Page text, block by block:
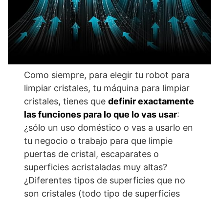
Como siempre, para elegir tu robot para
limpiar cristales, tu máquina para limpiar
cristales, tienes quedefinir exactamente
las funciones para lo que lo vas usar:
¿sólo un uso doméstico o vas a usarlo en
tu negocio o trabajo para que limpie
puertas de cristal, escaparates o
superficies acristaladas muy altas?
¿Diferentes tipos de superficies que no
son cristales (todo tipo de superficies